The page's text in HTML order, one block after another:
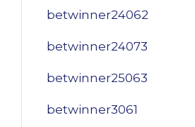
betwinner24062
betwinner24073
betwinner25063
betwinner3061